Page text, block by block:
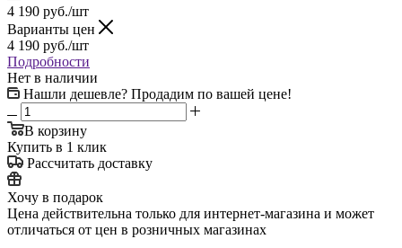
4 190 руб./шт
Варианты цен
4 190 руб./шт
Подробности
Нет в наличии
Нашли дешевле? Продадим по вашей цене!
В корзину
Купить в 1 клик
Рассчитать доставку
Хочу в подарок
Цена действительна только для интернет-магазина и может
отличаться от цен в розничных магазинах